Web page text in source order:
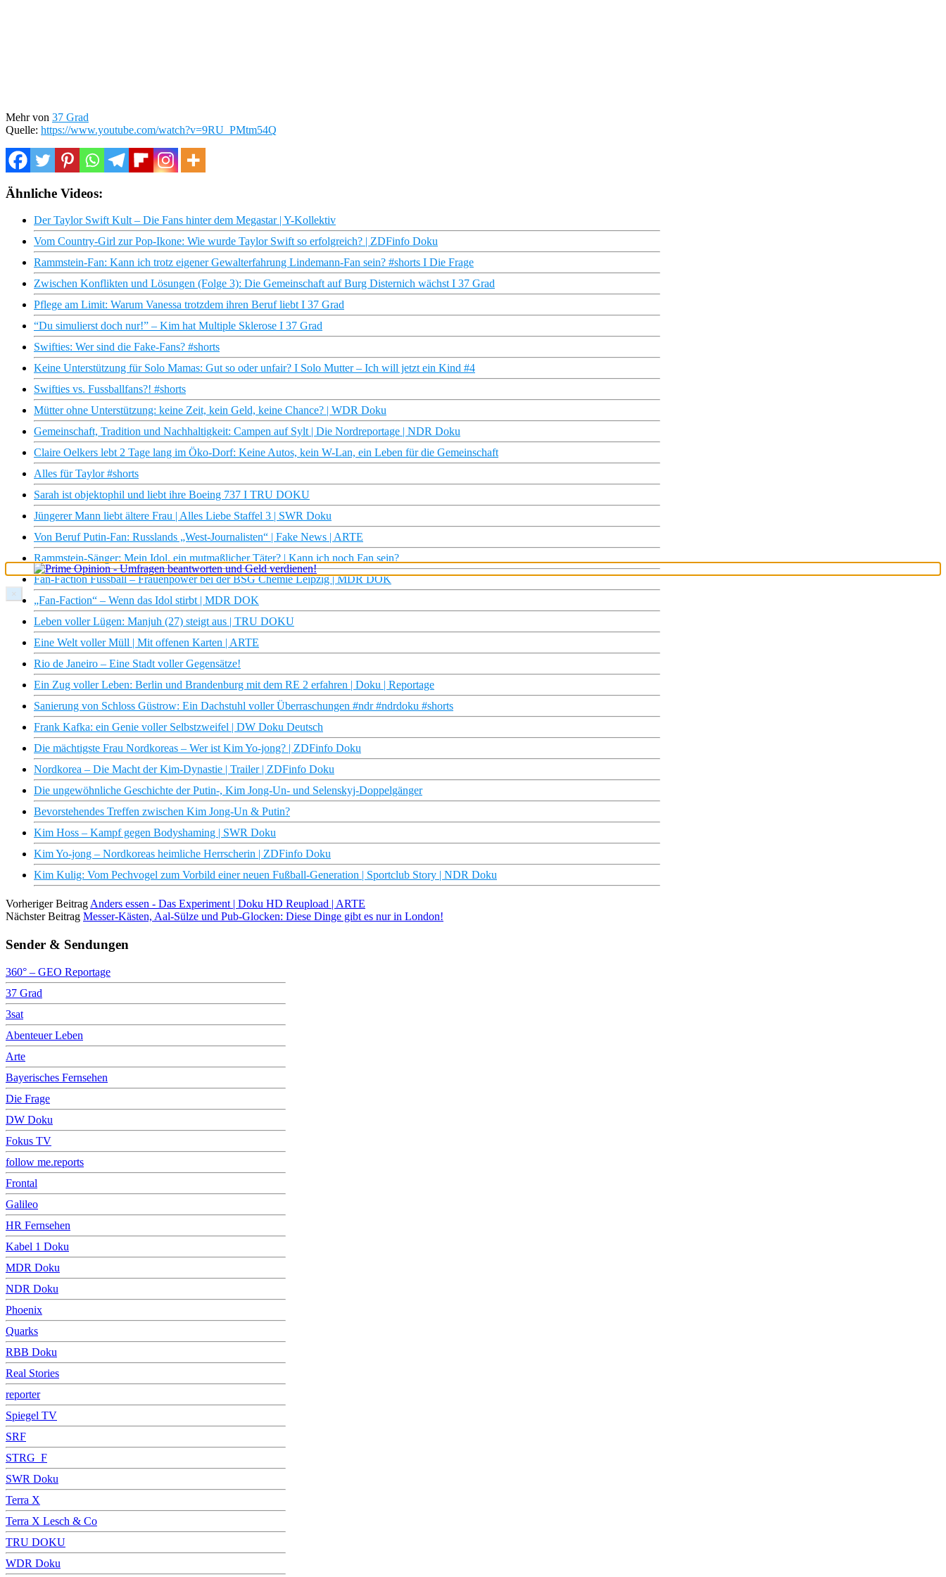
Mehr von 37 Grad
Quelle: https://www.youtube.com/watch?v=9RU_PMtm54Q
Ähnliche Videos:
Der Taylor Swift Kult – Die Fans hinter dem Megastar | Y-Kollektiv
Vom Country-Girl zur Pop-Ikone: Wie wurde Taylor Swift so erfolgreich? | ZDFinfo Doku
Rammstein-Fan: Kann ich trotz eigener Gewalterfahrung Lindemann-Fan sein? #shorts I Die Frage
Zwischen Konflikten und Lösungen (Folge 3): Die Gemeinschaft auf Burg Disternich wächst I 37 Grad
Pflege am Limit: Warum Vanessa trotzdem ihren Beruf liebt I 37 Grad
“Du simulierst doch nur!” – Kim hat Multiple Sklerose I 37 Grad
Swifties: Wer sind die Fake-Fans? #shorts
Keine Unterstützung für Solo Mamas: Gut so oder unfair? I Solo Mutter – Ich will jetzt ein Kind #4
Swifties vs. Fussballfans?! #shorts
Mütter ohne Unterstützung: keine Zeit, kein Geld, keine Chance? | WDR Doku
Gemeinschaft, Tradition und Nachhaltigkeit: Campen auf Sylt | Die Nordreportage | NDR Doku
Claire Oelkers lebt 2 Tage lang im Öko-Dorf: Keine Autos, kein W-Lan, ein Leben für die Gemeinschaft
Alles für Taylor #shorts
Sarah ist objektophil und liebt ihre Boeing 737 I TRU DOKU
Jüngerer Mann liebt ältere Frau | Alles Liebe Staffel 3 | SWR Doku
Von Beruf Putin-Fan: Russlands „West-Journalisten“ | Fake News | ARTE
Rammstein-Sänger: Mein Idol, ein mutmaßlicher Täter? | Kann ich noch Fan sein?
Fan-Faction Fussball – Frauenpower bei der BSG Chemie Leipzig | MDR DOK
„Fan-Faction“ – Wenn das Idol stirbt | MDR DOK
Leben voller Lügen: Manjuh (27) steigt aus | TRU DOKU
Eine Welt voller Müll | Mit offenen Karten | ARTE
Rio de Janeiro – Eine Stadt voller Gegensätze!
Ein Zug voller Leben: Berlin und Brandenburg mit dem RE 2 erfahren | Doku | Reportage
Sanierung von Schloss Güstrow: Ein Dachstuhl voller Überraschungen #ndr #ndrdoku #shorts
Frank Kafka: ein Genie voller Selbstzweifel | DW Doku Deutsch
Die mächtigste Frau Nordkoreas – Wer ist Kim Yo-jong? | ZDFinfo Doku
Nordkorea – Die Macht der Kim-Dynastie | Trailer | ZDFinfo Doku
Die ungewöhnliche Geschichte der Putin-, Kim Jong-Un- und Selenskyj-Doppelgänger
Bevorstehendes Treffen zwischen Kim Jong-Un & Putin?
Kim Hoss – Kampf gegen Bodyshaming | SWR Doku
Kim Yo-jong – Nordkoreas heimliche Herrscherin | ZDFinfo Doku
Kim Kulig: Vom Pechvogel zum Vorbild einer neuen Fußball-Generation | Sportclub Story | NDR Doku
Vorheriger Beitrag Anders essen - Das Experiment | Doku HD Reupload | ARTE
Nächster Beitrag Messer-Kästen, Aal-Sülze und Pub-Glocken: Diese Dinge gibt es nur in London!
Sender & Sendungen
360° – GEO Reportage
37 Grad
3sat
Abenteuer Leben
Arte
Bayerisches Fernsehen
Die Frage
DW Doku
Fokus TV
follow me.reports
Frontal
Galileo
HR Fernsehen
Kabel 1 Doku
MDR Doku
NDR Doku
Phoenix
Quarks
RBB Doku
Real Stories
reporter
Spiegel TV
SRF
STRG_F
SWR Doku
Terra X
Terra X Lesch & Co
TRU DOKU
WDR Doku
×